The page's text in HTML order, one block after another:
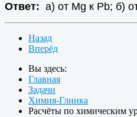
Ответ: а) от Mg к Pb; б)
Назад
Вперёд
Вы здесь:
Главная
Задачи
Химия-Глинка
Расчёты по химическим